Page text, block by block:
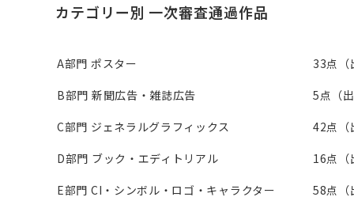
カテゴリー別 一次審査通過作品
A部門 ポスター
33点（
B部門 新聞広告・雑誌広告
5点（
C部門 ジェネラルグラフィックス
42点（
D部門 ブック・エディトリアル
16点（
E部門 CI・シンボル・ロゴ・キャラクター
58点（